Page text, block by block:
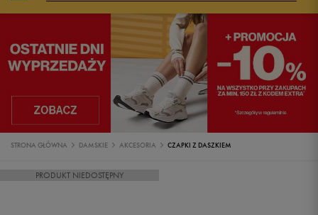
STRONA GŁÓWNA DAMSKIE AKCESORIA CZAPKI Z DASZKIEM
PRODUKT NIEDOSTĘPNY